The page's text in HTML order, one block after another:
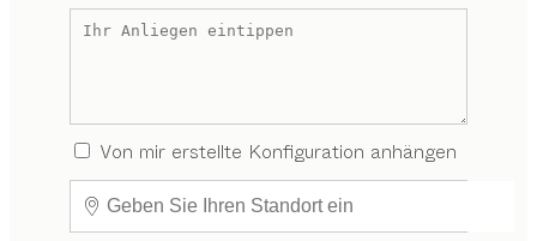
Von mir erstellte Konfiguration anhängen